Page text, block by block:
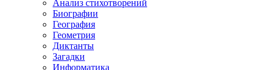
Анализ стихотворений
Биографии
География
Геометрия
Диктанты
Загадки
Информатика